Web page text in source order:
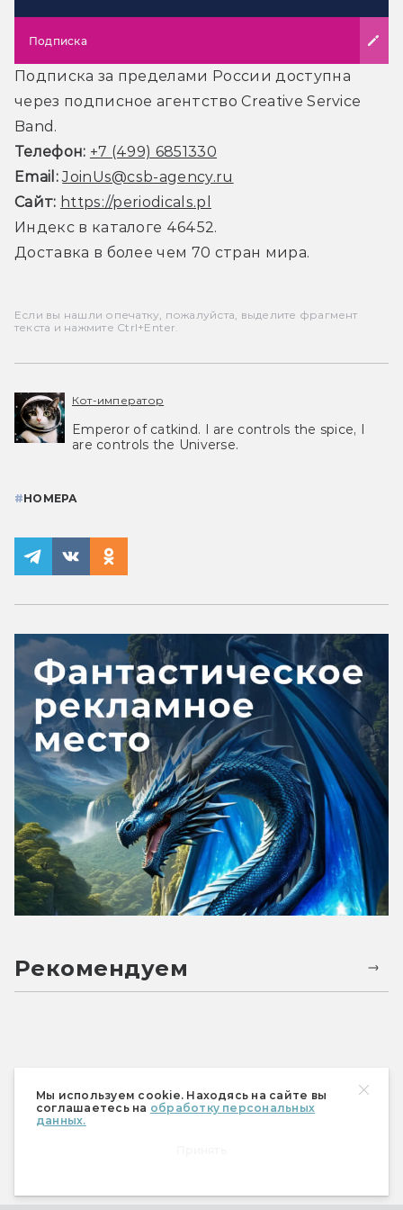
Мы используем cookie. Находясь на сайте вы
соглашаетесь на обработку персональных
данных.
Подписка
Подписка за пределами России доступна
через подписное агентство Creative Service
Band.
Телефон: +7 (499) 6851330
Email: JoinUs@csb-agency.ru
Сайт: https://periodicals.pl
Индекс в каталоге 46452.
Доставка в более чем 70 стран мира.
Если вы нашли опечатку, пожалуйста, выделите фрагмент
текста и нажмите Ctrl+Enter.
Кот-император
Emperor of catkind. I are controls the spice, I
are controls the Universe.
#НОМЕРА
Рекомендуем